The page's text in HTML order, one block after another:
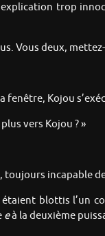
trop
Vous deux,
fenêtre, Kojou
vers Kojou ? »
incapable
blottis l’un
eà la deuxième